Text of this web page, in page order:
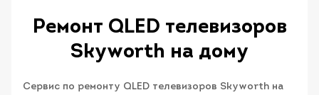
Ремонт QLED телевизоров
Skyworth на дому
Сервис по ремонту QLED телевизоров Skyworth на